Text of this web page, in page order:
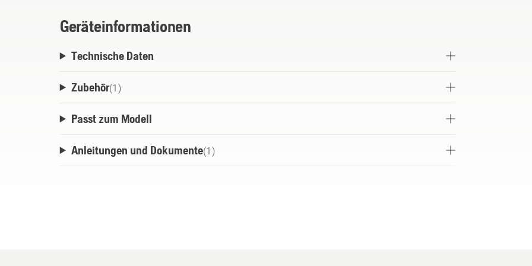
Geräteinformationen
Technische Daten
Zubehör(1 )
Passt zum Modell
Anleitungen und Dokumente(1 )